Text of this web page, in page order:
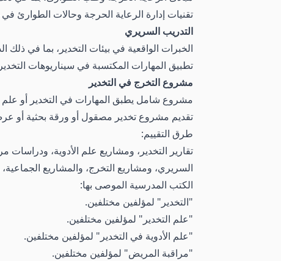
تقنيات إدارة الرعاية الحرجة وحالات الطوارئ
التدريب السريري
الخبرات الواقعية في بيئات التخدير، بما في
تطبيق المهارات المكتسبة في سيناريوهات
مشروع التخرج في التخدير
مشروع شامل يطبق المهارات في التخدير أو علم
تقديم مشروع تخدير مصقول أو ورقة بحثية أو
طرق التقييم:
تقارير التخدير، ومشاريع علم الأدوية، ودراسات
السريري، ومشاريع التخرج، والمشاريع
الكتب المدرسية الموصى بها:
"التخدير" لمؤلفين مختلفين.
"علم التخدير" لمؤلفين مختلفين.
"علم الأدوية في التخدير" لمؤلفين مختلفين.
"مراقبة المريض" لمؤلفين مختلفين.